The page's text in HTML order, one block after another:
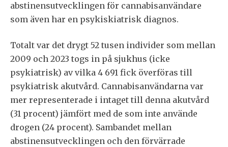
abstinensutvecklingen för cannabisanvändare
som även har en psykiskiatrisk diagnos.
Totalt var det drygt 52 tusen individer som mellan
2009 och 2023 togs in på sjukhus (icke
psykiatrisk) av vilka 4 691 fick överföras till
psykiatrisk akutvård. Cannabisanvändarna var
mer representerade i intaget till denna akutvård
(31 procent) jämfört med de som inte använde
drogen (24 procent). Sambandet mellan
abstinensutvecklingen och den förvärrade